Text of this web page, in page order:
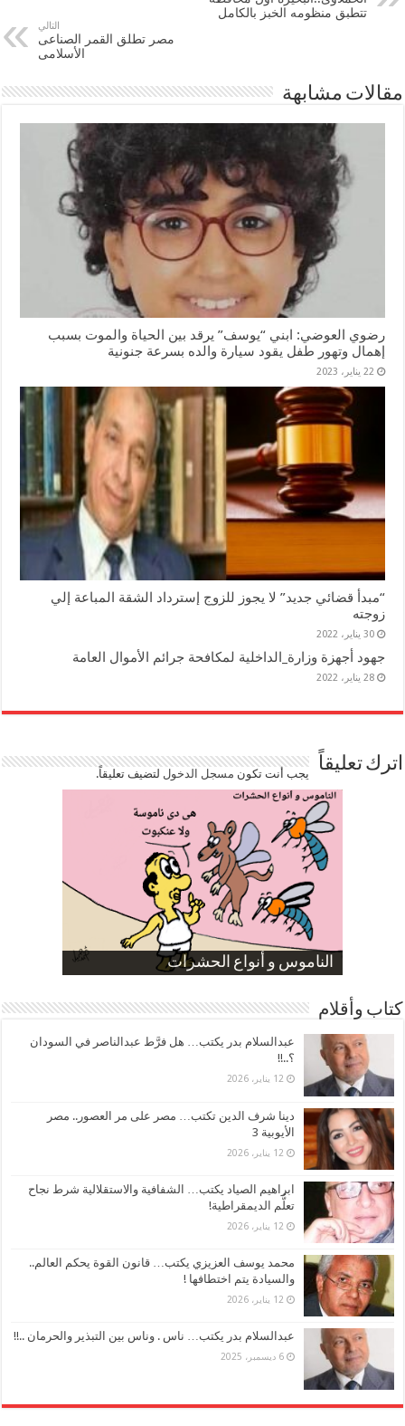
تتطبق منظومه الخبز بالكامل
التالي
مصر تطلق القمر الصناعى
الأسلامى
مقالات مشابهة
رضوي العوضي: ابني “يوسف” يرقد بين الحياة والموت بسبب
إهمال وتهور طفل يقود سيارة والده بسرعة جنونية
22 يناير، 2023
“مبدأ قضائي جديد” لا يجوز للزوج إسترداد الشقة المباعة إلي
زوجته
30 يناير، 2022
جهود أجهزة وزارة_الداخلية لمكافحة جرائم الأموال العامة
28 يناير، 2022
اترك تعليقاً يجب أنت تكون مسجل الدخوللتضيف تعليقاً.
الناموس و أنواع الحشرات
الموظفين بعد ارتفاع الأسعار
ارتفاع نسبة الطلاق في مصر
صورة كاركاتيرية
صورة كاركاتيرية
كتاب وأقلام
عبدالسلام بدر يكتب… هل فرَّط عبدالناصر في السودان
؟..!!
12 يناير، 2026
دينا شرف الدين تكتب… مصر على مر العصور.. مصر
الأيوبية 3
12 يناير، 2026
ابراهيم الصياد يكتب… الشفافية والاستقلالية شرط نجاح
تعلُّم الديمقراطية!
12 يناير، 2026
محمد يوسف العزيزي يكتب… قانون القوة يحكم العالم..
والسيادة يتم اختطافها !
12 يناير، 2026
عبدالسلام بدر يكتب… ناس . وناس بين التبذير والحرمان ..!!
6 ديسمبر، 2025